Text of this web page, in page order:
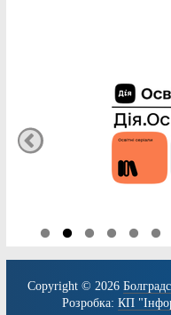
Copyright © 2026
Розробка: КП